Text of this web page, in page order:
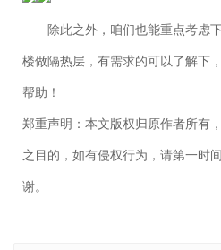
除此之外，咱们也能重点考虑
楼做隔热层，有需求的可以了解下
帮助！
郑重声明：本文版权归原作者所有
之目的，如有侵权行为，请第一时
谢。